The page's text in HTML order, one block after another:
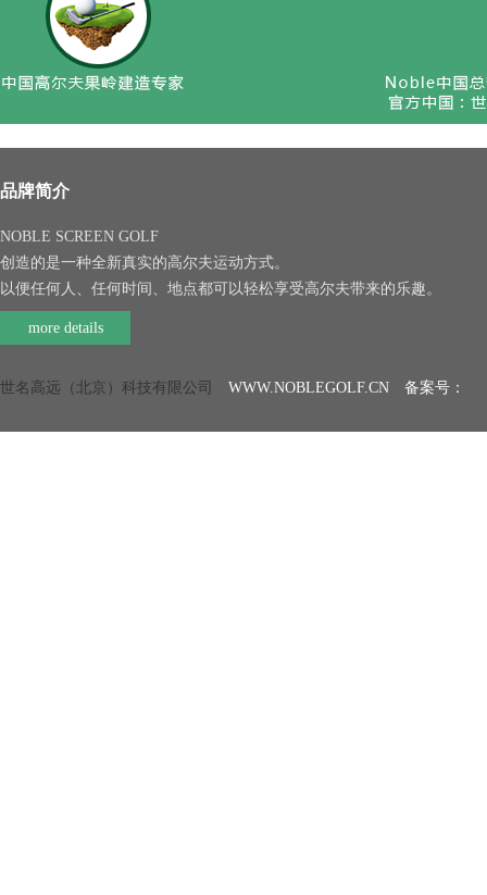
品牌简介
NOBLE SCREEN GOLF
创造的是一种全新真实的高尔夫运动方式。
以便任何人、任何时间、地点都可以轻松享受高尔夫带来的乐趣。
more details
世名高远（北京）科技有限公司 WWW.NOBLEGOLF.CN 备案号：